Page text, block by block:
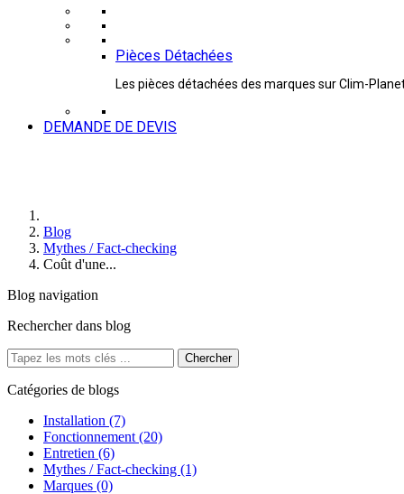
Pièces Détachées
Les pièces détachées des marques sur Clim-
DEMANDE DE DEVIS
Blog
Mythes / Fact-checking
Coût d'une...
Blog navigation
Rechercher dans blog
Catégories de blogs
Installation (7)
Fonctionnement (20)
Entretien (6)
Mythes / Fact-checking (1)
Marques (0)